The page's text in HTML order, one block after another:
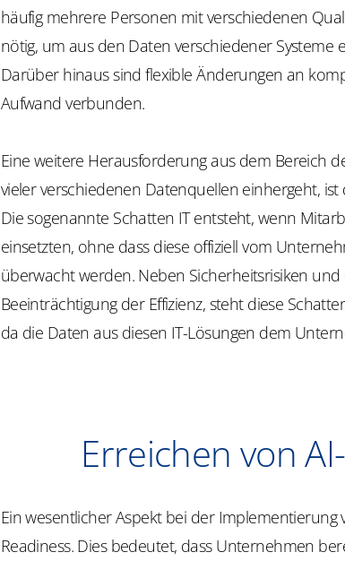
häufig mehrere Personen mit verschiedenen
nötig, um aus den Daten verschiedener Systeme
Darüber hinaus sind flexible Änderungen an
Aufwand verbunden.
Eine weitere Herausforderung aus dem Bereich
vieler verschiedenen Datenquellen einhergeht,
Die sogenannte Schatten IT entsteht, wenn
einsetzten, ohne dass diese offiziell vom
überwacht werden. Neben Sicherheitsrisiken
Beeinträchtigung der Effizienz, steht diese
da die Daten aus diesen IT-Lösungen dem
Erreichen von
Ein wesentlicher Aspekt bei der Implementierung
Readiness. Dies bedeutet, dass Unternehmen